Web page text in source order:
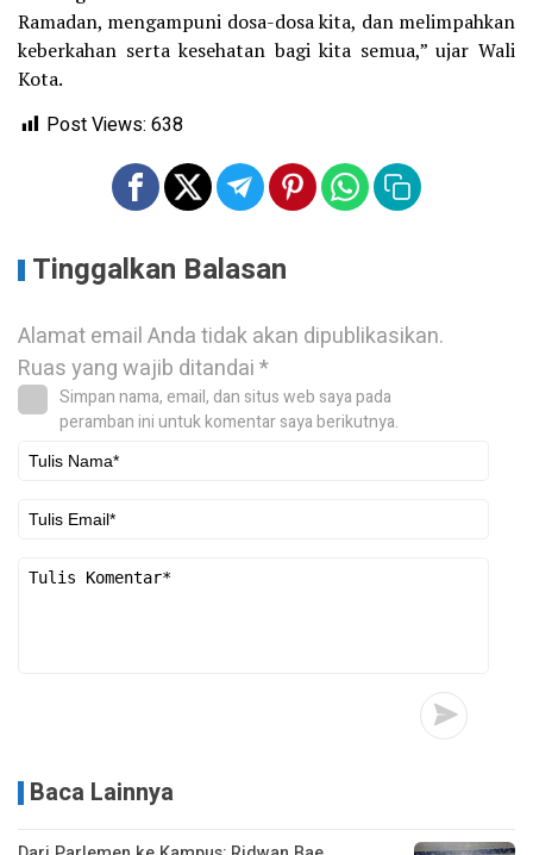
Ramadan, mengampuni dosa-dosa kita, dan melimpahkan
keberkahan serta kesehatan bagi kita semua,” ujar Wali
Kota.
Post Views: 638
Tinggalkan Balasan
Alamat email Anda tidak akan dipublikasikan.
Ruas yang wajib ditandai*
Simpan nama, email, dan situs web saya pada
peramban ini untuk komentar saya berikutnya.
Baca Lainnya